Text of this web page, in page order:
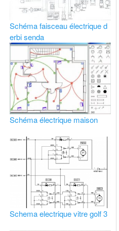
Schéma faisceau électrique d
erbi senda
Schéma électrique maison
Schema electrique vitre golf 3